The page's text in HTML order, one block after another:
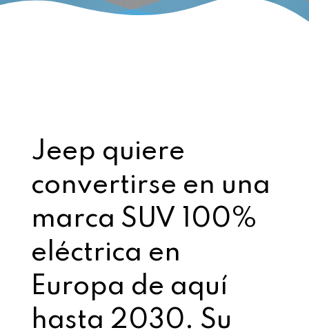
Jeep quiere
convertirse en una
marca SUV 100%
eléctrica en
Europa de aquí
hasta 2030. Su